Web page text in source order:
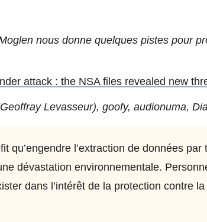
nous donne quelques pistes pour
attack : the NSA files revealed new
Levasseur), goofy, audionuma,
qu’engendre l’extraction de données
dévastation environnementale.
dans l’intérêt de la protection contre